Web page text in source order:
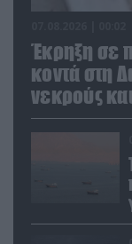
Έκρηξη σε
κοντά στη
νεκρούς